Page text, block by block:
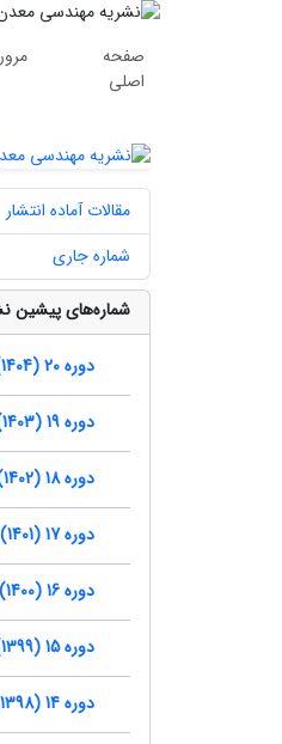
صفحه
اصلی
مرور
مقالات آماده انتشار
شماره جاری
شماره‌های پیشین
دوره 20 (1404)
دوره 19 (1403)
دوره 18 (1402)
دوره 17 (1401)
دوره 16 (1400)
دوره 15 (1399)
دوره 14 (1398)